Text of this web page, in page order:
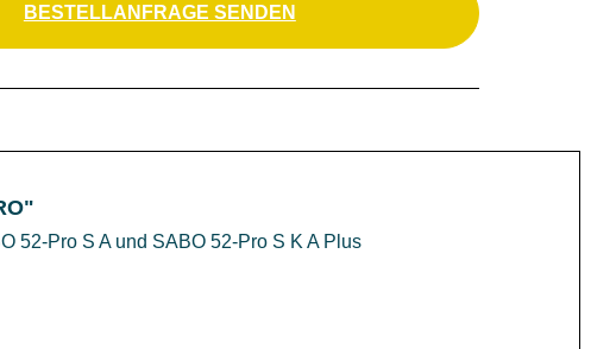
BESTELLANFRAGE SENDEN
52-Pro S A und SABO 52-Pro S K A Plus